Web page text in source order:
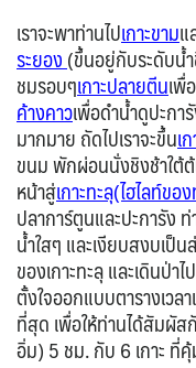
ตะวันออกกลาง 0
จอร์แดน - อียิปต์ 4
SVN สโลวิเนีย 2
TUR ตุรเคีย 13
UKR ยูเครน 0
บัลแกเรีย โรมาเนีย 2
อิตาลี สวิส ฝรั่งเศส 3
เราจะพาท่านไปเกาะขามแ
ระยอง(ขึ้นอยู่กับระดับน้
ชมรอบๆเกาะปลายตีนเพื่
ค้างคาวเพื่อดำน้ำดูปะก
มากมาย ถัดไปเราจะขึ้นเ
ขนม พักผ่อนนั่งชิงช้าใต้
หน้าสู่เกาะทะลุ(ไฮไลท์ขอ
ปลาการ์ตูนและปะการัง
น้ำใสๆ และเงียบสงบเป็
ของเกาะทะลุ และเดินป่
ตั้งใจออกแบบตารางเวล
ที่สุด เพื่อให้ท่านได้สัมผั
อิ่ม) 5 ชม. กับ 6 เกาะ ที่